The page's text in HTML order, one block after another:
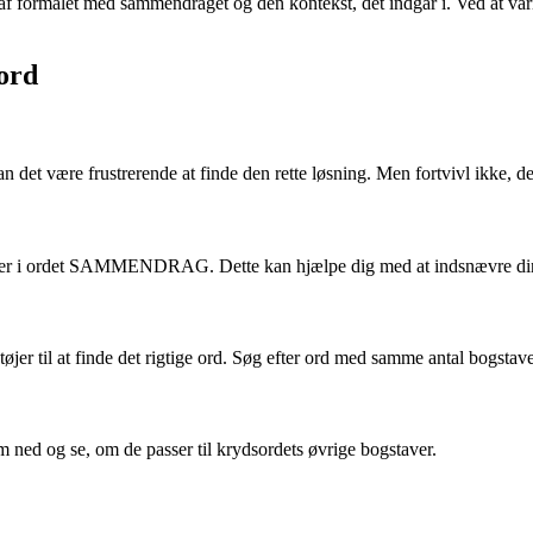
være frustrerende at finde den rette løsning. Men fortvivl ikke,
i ordet SAMMENDRAG. Dette kan hjælpe dig med at indsnævre
til at finde det rigtige ord. Søg efter ord med samme antal
og se, om de passer til krydsordets øvrige bogstaver.